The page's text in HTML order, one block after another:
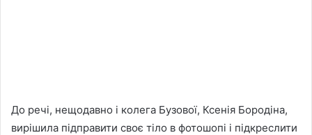
До речі, нещодавно і колега Бузової, Ксенія Бородіна,
вирішила підправити своє тіло в фотошопі і підкреслити